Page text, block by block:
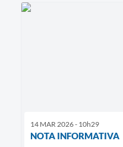
14 MAR 2026 - 10h29
NOTA INFORMATIVA